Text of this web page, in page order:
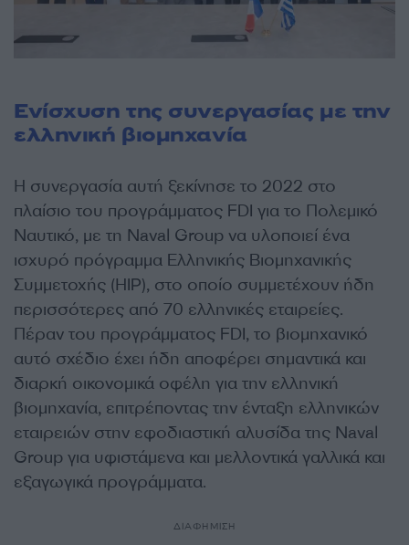
Ενίσχυση της συνεργασίας με την
ελληνική βιομηχανία
Η συνεργασία αυτή ξεκίνησε το 2022 στο
πλαίσιο του προγράμματος FDI για το Πολεμικό
Ναυτικό, με τη Naval Group να υλοποιεί ένα
ισχυρό πρόγραμμα Ελληνικής Βιομηχανικής
Συμμετοχής (HIP), στο οποίο συμμετέχουν ήδη
περισσότερες από 70 ελληνικές εταιρείες.
Πέραν του προγράμματος FDI, το βιομηχανικό
αυτό σχέδιο έχει ήδη αποφέρει σημαντικά και
διαρκή οικονομικά οφέλη για την ελληνική
βιομηχανία, επιτρέποντας την ένταξη ελληνικών
εταιρειών στην εφοδιαστική αλυσίδα της Naval
Group για υφιστάμενα και μελλοντικά γαλλικά και
εξαγωγικά προγράμματα.
ΔΙΑΦΗΜΙΣΗ